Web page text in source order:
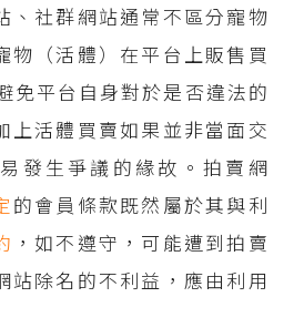
、社群網站通常不區分寵物
物（活體）在平台上販售買
免平台自身對於是否違法的
上活體買賣如果並非當面交
發生爭議的緣故。拍賣網
的會員條款既然屬於其與利
，如不遵守，可能遭到拍賣
站除名的不利益，應由利用